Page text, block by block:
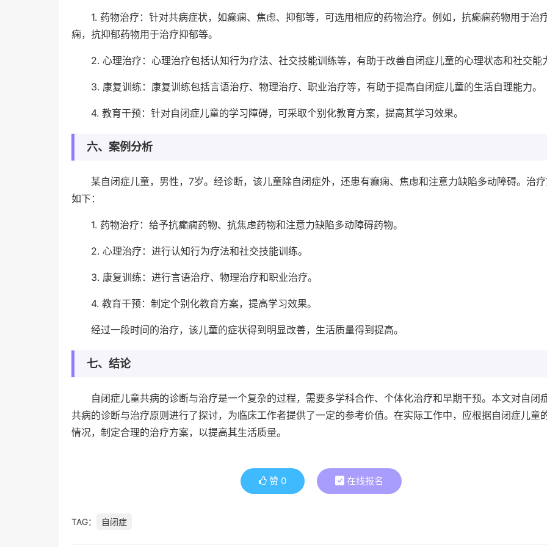
1. 药物治疗：针对共病症状，如癫痫、焦虑、抑郁等，可选用相应的药物治疗。例如，抗癫痫药物用于治
痫，抗抑郁药物用于治疗抑郁等。
2. 心理治疗：心理治疗包括认知行为疗法、社交技能训练等，有助于改善自闭症儿童的心理状态和社交能
3. 康复训练：康复训练包括言语治疗、物理治疗、职业治疗等，有助于提高自闭症儿童的生活自理能力。
4. 教育干预：针对自闭症儿童的学习障碍，可采取个别化教育方案，提高其学习效果。
六、案例分析
某自闭症儿童，男性，7岁。经诊断，该儿童除自闭症外，还患有癫痫、焦虑和注意力缺陷多动障碍。治
如下：
1. 药物治疗：给予抗癫痫药物、抗焦虑药物和注意力缺陷多动障碍药物。
2. 心理治疗：进行认知行为疗法和社交技能训练。
3. 康复训练：进行言语治疗、物理治疗和职业治疗。
4. 教育干预：制定个别化教育方案，提高学习效果。
经过一段时间的治疗，该儿童的症状得到明显改善，生活质量得到提高。
七、结论
自闭症儿童共病的诊断与治疗是一个复杂的过程，需要多学科合作、个体化治疗和早期干预。本文对自闭
共病的诊断与治疗原则进行了探讨，为临床工作者提供了一定的参考价值。在实际工作中，应根据自闭症儿童
情况，制定合理的治疗方案，以提高其生活质量。
赞 0 在线报名
TAG： 自闭症